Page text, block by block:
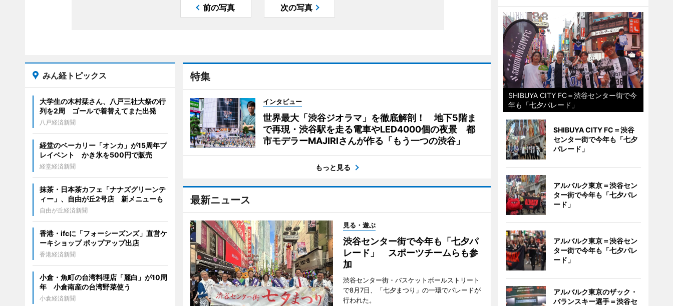
前の写真 次の写真
特集
インタビュー
世界最大「渋谷ジオラマ」を徹底解剖！ 地下5階ま
で再現・渋谷駅を走る電車やLED4000個の夜景 都
市モデラーMAJIRIさんが作る「もう一つの渋谷」
もっと見る
最新ニュース
見る・遊ぶ
渋谷センター街で今年も「七夕パ
レード」 スポーツチームらも参
加
渋谷センター街・バスケットボールストリート
で8月7日、「七夕まつり」の一環でパレードが
行われた。
みん経トピックス
大学生の木村栞さん、八戸三社大祭の行
列を2周 ゴールで着替えてまた出発
八戸経済新聞
経堂のベーカリー「オンカ」が15周年プ
レイベント かき氷を500円で販売
経堂経済新聞
抹茶・日本茶カフェ「ナナズグリーンテ
ィー」、自由が丘2号店 新メニューも
自由が丘経済新聞
香港・ifcに「フォーシーズンズ」直営ケ
ーキショップ ポップアップ出店
香港経済新聞
小倉・魚町の台湾料理店「麗白」が10周
年 小倉南産の台湾野菜使う
小倉経済新聞
SHIBUYA CITY FC＝渋谷センター街で今
年も「七夕パレード」
SHIBUYA CITY FC＝渋谷
センター街で今年も「七夕
パレード」
アルバルク東京＝渋谷セン
ター街で今年も「七夕パレ
ード」
アルバルク東京＝渋谷セン
ター街で今年も「七夕パレ
ード」
アルバルク東京のザック・
バランスキー選手＝渋谷セ